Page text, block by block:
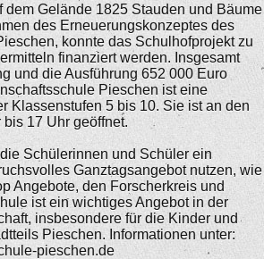
dem Gelände 1825 Stauden und Bäume
des Erneuerungskonzeptes des
konnte das Schulhofprojekt zu
finanziert werden. Insgesamt
und die Ausführung 652 000 Euro
Pieschen ist eine
Klassenstufen 5 bis 10. Sie ist an den
17 Uhr geöffnet.
Schülerinnen und Schüler ein
Ganztagsangebot nutzen, wie
Angebote, den Forscherkreis und
ist ein wichtiges Angebot in der
insbesondere für die Kinder und
Pieschen. Informationen unter:
pieschen.de